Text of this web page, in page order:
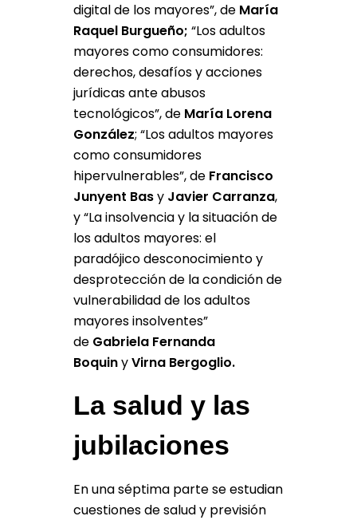
digital de los mayores”, de María
Raquel Burgueño; “Los adultos
mayores como consumidores:
derechos, desafíos y acciones
jurídicas ante abusos
tecnológicos”, de María Lorena
González; “Los adultos mayores
como consumidores
hipervulnerables”, de Francisco
Junyent BasyJavier Carranza,
y “La insolvencia y la situación de
los adultos mayores: el
paradójico desconocimiento y
desprotección de la condición de
vulnerabilidad de los adultos
mayores insolventes”
de Gabriela Fernanda
BoquinyVirna Bergoglio.
La salud y las
jubilaciones
En una séptima parte se estudian
cuestiones de salud y previsión